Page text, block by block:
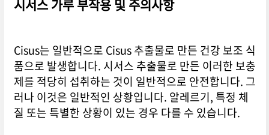
시서스 가루 부작용 및 주의사항
Cisus는 일반적으로 Cisus 추출물로 만든 건강 보조 식
품으로 발생합니다. 시서스 추출물로 만든 이러한 보충
제를 적당히 섭취하는 것이 일반적으로 안전합니다. 그
러나 이것은 일반적인 상황입니다. 알레르기, 특정 체
질 또는 특별한 상황이 있는 경우 다를 수 있습니다.